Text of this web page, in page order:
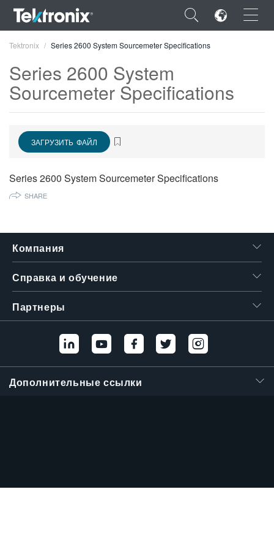
×
FRANÇAIS
VIỆT NAM
한국어
Tektronix Series 2600 System Sourcemeter Specifications
Series 2600 System
Sourcemeter Specifications
ЗАГРУЗИТЬ ФАЙЛ
Series 2600 System Sourcemeter Specifications
SHARE
Компания
Справка и обучение
Партнеры
Дополнительные ссылки